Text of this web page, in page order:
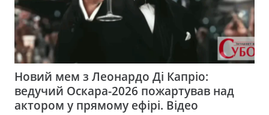
Новий мем з Леонардо Ді Капріо:
ведучий Оскара-2026 пожартував над
актором у прямому ефірі. Відео